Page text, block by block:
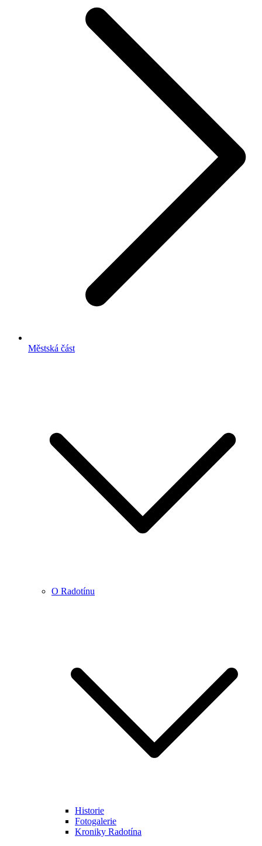
Městská část
O Radotínu
Historie
Fotogalerie
Kroniky Radotína